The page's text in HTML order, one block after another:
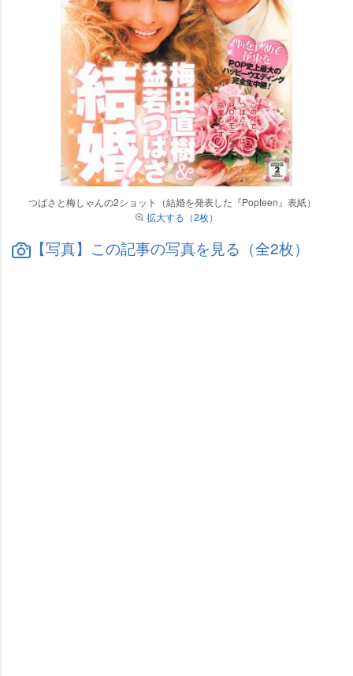
つばさと梅しゃんの2ショット（結婚を発表した『Popteen』表紙）
拡大する（2枚）
【写真】この記事の写真を見る（全2枚）